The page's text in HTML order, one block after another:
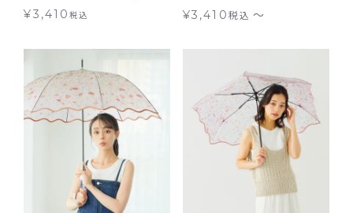
イスクリームパターンアンブ
¥3,410税込
MET × Wpc. 雨傘 長傘 折
りたたみ傘
¥3,410税込 〜